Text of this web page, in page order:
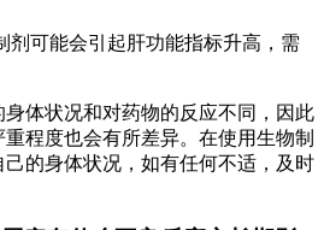
剂可能会引起肝功能指标升高，需
体状况和对药物的反应不同，因此
程度也会有所差异。在使用生物制
的身体状况，如有任何不适，及时